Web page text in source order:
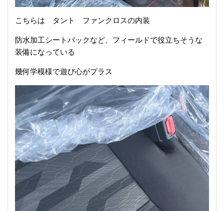
こちらは タント ファンクロスの内装
防水加工シートバックなど、フィールドで役立ちそうな
装備になっている
幾何学模様で遊び心がプラス